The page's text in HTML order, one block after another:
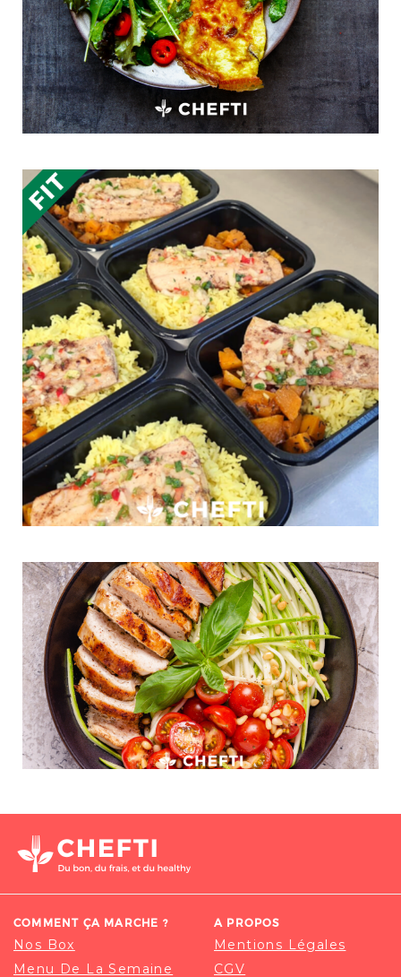
COMMENT ÇA MARCHE ?
Nos Box
Menu De La Semaine
A PROPOS
Mentions Légales
CGV